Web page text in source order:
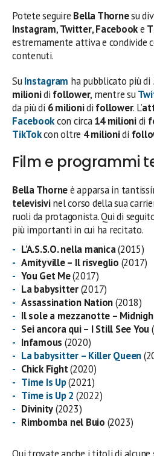
Potete seguire Bella Thornesu
Instagram,Twitter,Facebooke
estremamente attiva e condivide
contenuti.
SuInstagram ha pubblicato più di
milionidi follower, mentre su
da più di 6 milionidi follower. L’
Facebookcon circa14 milionidi
TikTokcon oltre 4 milionidi
Film e programmi
Bella Thorneè apparsa in
televisivinel corso della sua
ruoli da protagonista. Qui di
più importanti in cui ha recitato.
L’A.S.S.O. nella manica(2015)
Amityville – Il risveglio (2017)
You Get Me(2017)
La babysitter(2017)
Assassination Nation(2018)
Il sole a mezzanotte –
Sei ancora qui – I Still See You
Infamous (2020)
La babysitter – Killer Queen
Chick Fight(2020)
Time Is Up(2021)
Time is Up 2 (2022)
Divinity(2023)
Rimbomba nel Buio (2023)